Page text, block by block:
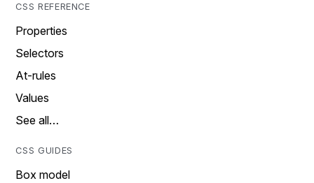
CSS REFERENCE
Properties
Selectors
At-rules
Values
See all…
CSS GUIDES
Box model